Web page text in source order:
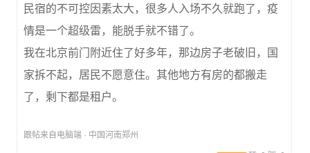
民宿的不可控因素太大，很多人入场不久就跑了，疫
情是一个超级雷，能脱手就不错了。
我在北京前门附近住了好多年，那边房子老破旧，国
家拆不起，居民不愿意住。其他地方有房的都搬走
了，剩下都是租户。
跟帖来自电脑端 · 中国河南郑州